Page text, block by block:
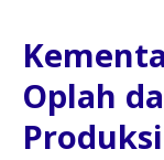
Oplah